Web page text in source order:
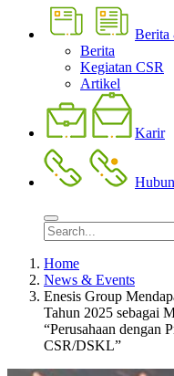
Berita
Berita
Kegiatan CSR
Artikel
Karir
Home
News & Events
Enesis Group
Tahun 2025 sebagai
“Perusahaan dengan
CSR/DSKL”